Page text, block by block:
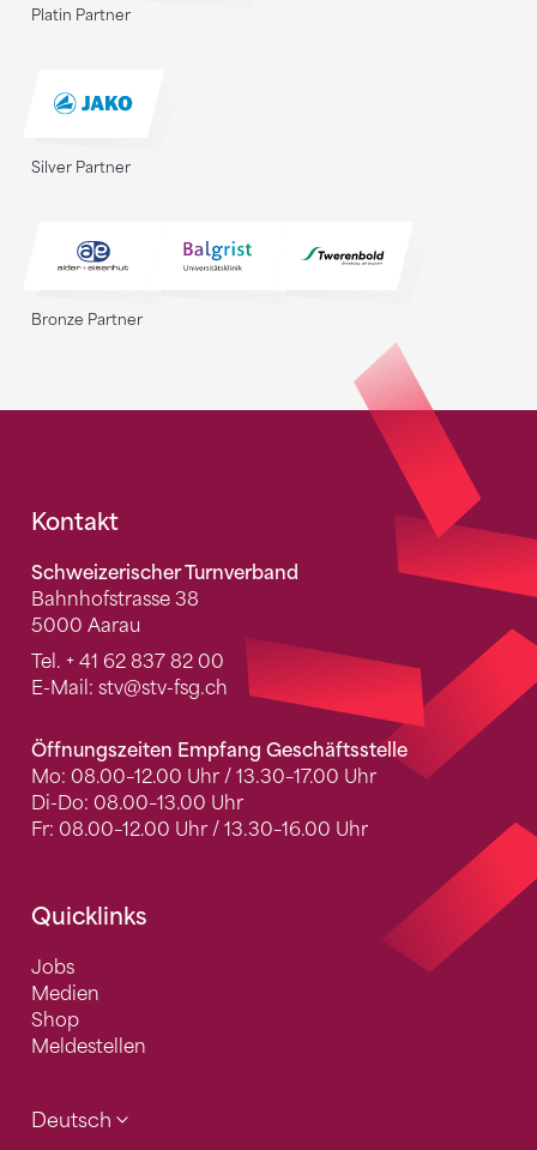
Platin Partner
Silver Partner
Bronze Partner
Fusszeile
Kontakt
Schweizerischer Turnverband
Bahnhofstrasse 38
5000 Aarau
Tel. + 41 62 837 82 00
E-Mail: stv@stv-fsg.ch
Öffnungszeiten Empfang Geschäftsstelle
Mo: 08.00–12.00 Uhr / 13.30–17.00 Uhr
Di-Do: 08.00–13.00 Uhr
Fr: 08.00–12.00 Uhr / 13.30–16.00 Uhr
Quicklinks
Jobs
Medien
Shop
Meldestellen
Deutsch